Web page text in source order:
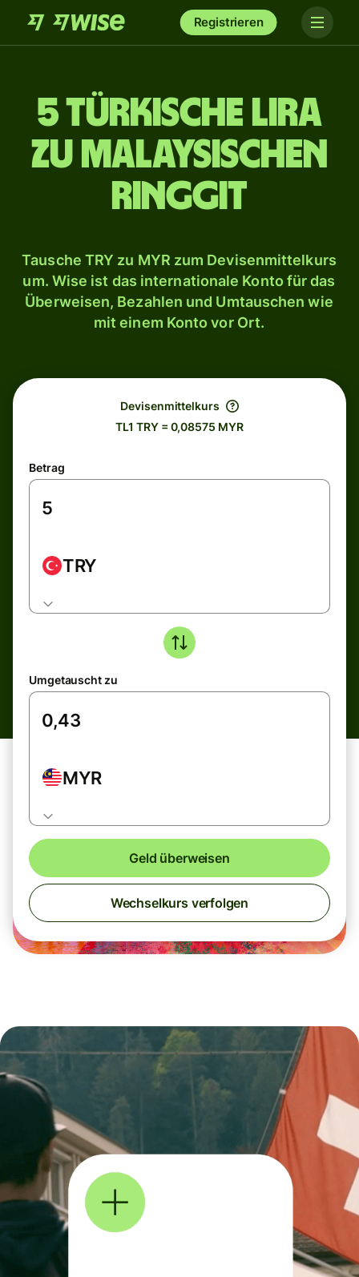
Registrieren
5 türkische Lira
zu malaysischen
Ringgit
Tausche TRY zu MYR zum Devisenmittelkurs
um. Wise ist das internationale Konto für das
Überweisen, Bezahlen und Umtauschen wie
mit einem Konto vor Ort.
Devisenmittelkurs
TL1 TRY = 0,08575 MYR
Betrag
TRY
Umgetauscht zu
MYR
Geld überweisen
Wechselkurs verfolgen